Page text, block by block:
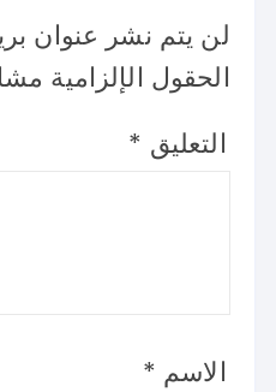
لن يتم نشر عنوان
الحقول الإلزامية
التعليق *
الاسم *